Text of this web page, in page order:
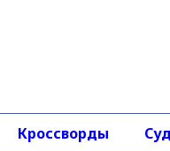
Кроссворды